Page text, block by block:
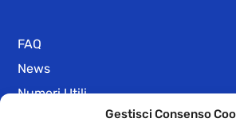
Gestisci Consenso
FAQ
News
Numeri Utili